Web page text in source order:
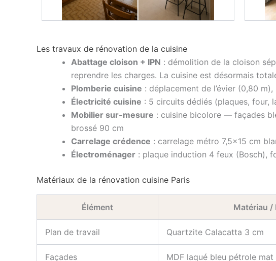
Les travaux de rénovation de la cuisine
Abattage cloison + IPN : démolition de la cloison
reprendre les charges. La cuisine est désormais
Plomberie cuisine : déplacement de l’évier (0,80
Électricité cuisine : 5 circuits dédiés (plaques, four,
Mobilier sur-mesure : cuisine bicolore — façades
brossé 90 cm
Carrelage crédence : carrelage métro 7,5×15 cm
Électroménager : plaque induction 4 feux (Bosch),
Matériaux de la rénovation cuisine Paris
Élément Matériau /
Plan de travail Quartzite Calacatta 3 cm
Façades MDF laqué bleu pétrole mat